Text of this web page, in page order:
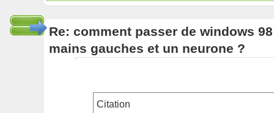
Re: comment passer de windows
mains gauches et un neurone ?
Citation